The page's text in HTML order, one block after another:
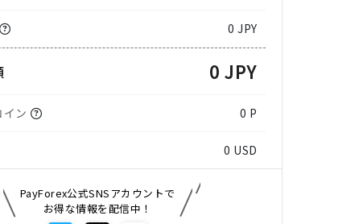
0 JPY
0 JPY
イン 0 P
0 USD
PayForex公式SNSアカウントで
お得な情報を配信中！